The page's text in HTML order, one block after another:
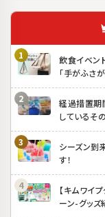
飲食イベン
「手がふさ
経過措置期
しているそ
シーズン到
す！
【キムワイ
ーン-グッズ